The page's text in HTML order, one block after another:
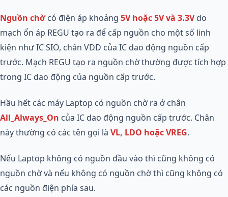
Nguồn chờcó điện áp khoảng 5V hoặc 5V và 3.3Vdo
mạch ổn áp REGU tạo ra để cấp nguồn cho một số linh
kiện như IC SIO, chân VDD của IC dao động nguồn cấp
trước. Mạch REGU tạo ra nguồn chờ thường được tích hợp
trong IC dao động của nguồn cấp trước.
Hầu hết các máy Laptop có nguồn chờ ra ở chân
All_Always_On của IC dao động nguồn cấp trước. Chân
này thường có các tên gọi là VL, LDO hoặc VREG.
Nếu Laptop không có nguồn đầu vào thì cũng không có
nguồn chờ và nếu không có nguồn chờ thì cũng không có
các nguồn điện phía sau.